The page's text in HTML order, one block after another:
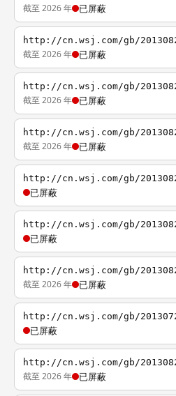
截至 2026 年 已屏蔽
http://cn.wsj.com/gb/
截至 2026 年 已屏蔽
http://cn.wsj.com/gb/
截至 2026 年 已屏蔽
http://cn.wsj.com/gb/
截至 2026 年 已屏蔽
http://cn.wsj.com/gb/
已屏蔽
http://cn.wsj.com/gb/
已屏蔽
http://cn.wsj.com/gb/
截至 2026 年 已屏蔽
http://cn.wsj.com/gb/
已屏蔽
http://cn.wsj.com/gb/
截至 2026 年 已屏蔽